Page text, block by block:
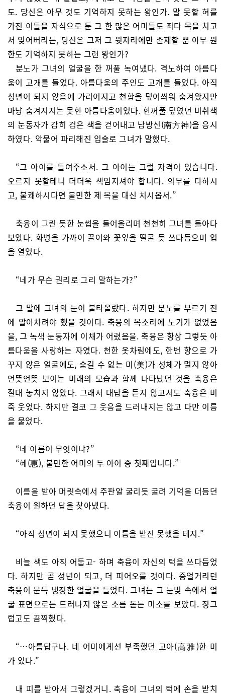
도. 당신은 아무 것도 기억하지 못하는 왕인가. 말 못할 혀를
가진 이들을 자식으로 둔 그 한 많은 어미들도 죄다 목을 치고
서 잊어버리는, 당신은 그저 그 윗자리에만 존재할 뿐 아무 원
한도 기억하지 못하는 그런 왕인가?
분노가 그녀의 얼굴을 한 꺼풀 녹여냈다. 격노하여 아름다
움이 고개를 들었다. 아름다움의 주인도 고개를 들었다. 아직
성년이 되지 않음에 가리어지고 천함을 덮어씌워 숨겨왔지만
마냥 숨겨지지는 못한 아름다움이었다. 한꺼풀 덮였던 비취색
의 눈동자가 감히 검은 색을 걷어내고 남방신(南方神)을 응시
하였다. 악물어 파리해진 입술로 그녀가 말했다.
“그 아이를 들여주소서. 그 아이는 그럴 자격이 있습니다.
오르지 못할테니 더더욱 책임지셔야 합니다. 의무를 다하시
고, 불쾌하시다면 불민한 제 목을 대신 치시옵서.”
축융이 그린 듯한 눈썹을 들어올리며 천천히 그녀를 돌아다
보았다. 화병을 가까이 끌어와 꽃잎을 떨굴 듯 쓰다듬으며 입
을 열었다.
“네가 무슨 권리로 그리 말하는가?”
그 말에 그녀의 눈이 불타올랐다. 하지만 분노를 부르기 전
에 알아차려야 했을 것이다. 축융의 목소리에 노기가 없었음
을, 그 녹색 눈동자에 이채가 어렸음을. 축융은 항상 그렇듯 아
름다움을 사랑하는 자였다. 천한 옷차림에도, 한번 향으로 가
꾸지 않은 얼굴에도, 숨길 수 없는 미(美)가 성체가 멀지 않아
언뜻언뜻 보이는 미래의 모습과 함께 나타났던 것을 축융은
절대 놓치지 않았다. 그래서 대답을 듣지 않고서도 축융은 비
죽 웃었다. 하지만 결코 그 웃음을 드러내지는 않고 다만 이름
을 물었다.
“네 이름이 무엇이냐?”
“혜(惠), 불민한 어미의 두 아이 중 첫째입니다.”
이름을 받아 머릿속에서 주판알 굴리듯 굴려 기억을 더듬던
축융이 원하던 답을 찾아냈다.
“아직 성년이 되지 못했으니 이름을 받진 못했을 테지.”
비늘 색도 아직 어둡고- 하며 축융이 자신의 턱을 쓰다듬었
다. 하지만 곧 성년이 되고, 더 피어오를 것이다. 중얼거리던
축융이 문득 냉정한 얼굴을 들었다. 그녀는 그 눈빛 속에서 얼
굴 표면으로는 드러나지 않은 소름 돋는 미소를 보았다. 징그
럽고도 끔찍했다.
“…아름답구나. 네 어미에게선 부족했던 고아(高雅)한 미
가 있다.”
내 피를 받아서 그렇겠거니. 축융이 그녀의 턱에 손을 받치